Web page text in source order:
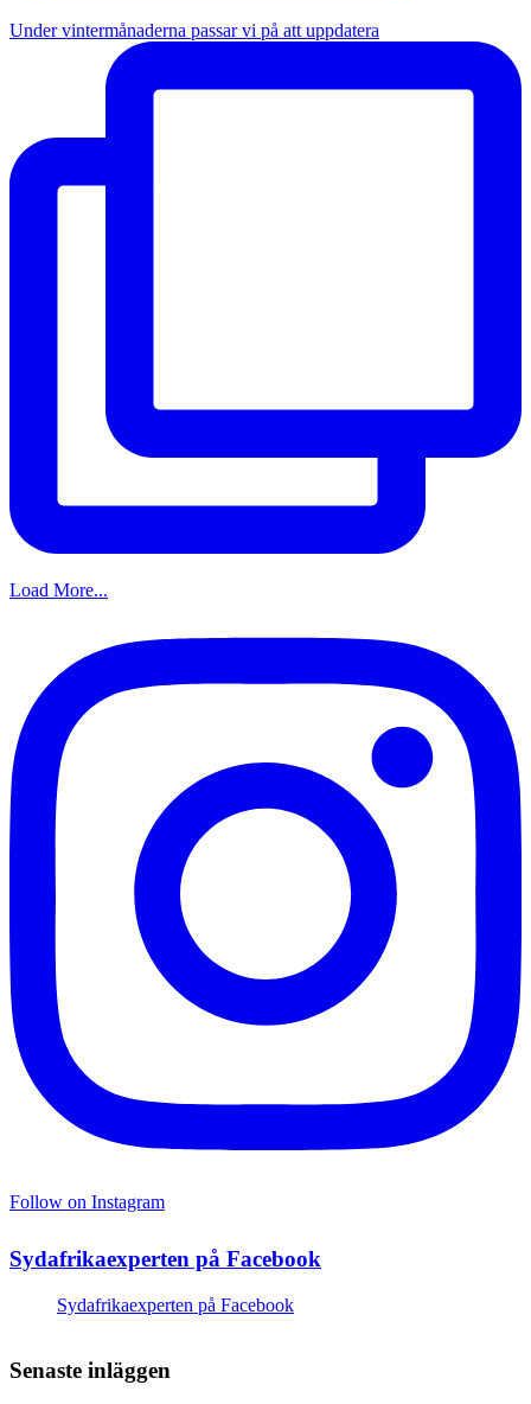
Under vintermånaderna passar vi på att uppdatera
Load More...
Follow on Instagram
Sydafrikaexperten på Facebook
Sydafrikaexperten på Facebook
Senaste inläggen